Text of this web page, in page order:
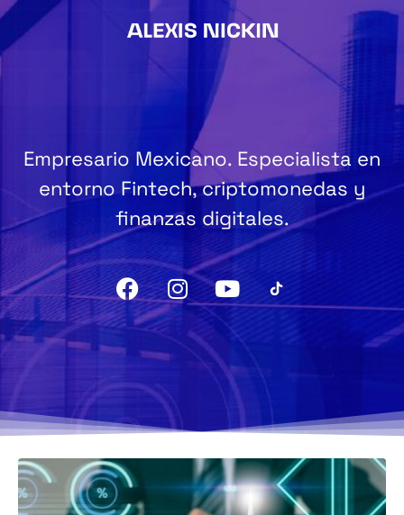
Empresario Mexicano. Especialista en
entorno Fintech, criptomonedas y
finanzas digitales.